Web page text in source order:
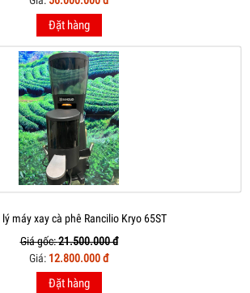
Đặt hàng
máy xay cà phê Rancilio Kryo 65ST
Giá gốc:21.500.000 đ
Giá: 12.800.000 đ
Đặt hàng